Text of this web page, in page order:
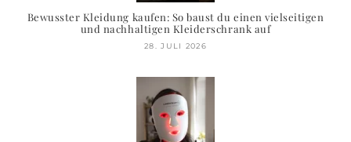
Bewusster Kleidung kaufen: So baust du einen vielseitigen
und nachhaltigen Kleiderschrank auf
28. JULI 2026